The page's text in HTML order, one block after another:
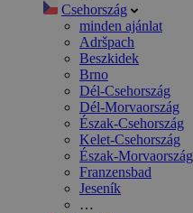
Csehország
minden ajánlat
Adršpach
Beszkidek
Brno
Dél-Csehország
Dél-Morvaország
Észak-Csehország
Kelet-Csehország
Észak-Morvaország
Franzensbad
Jeseník
…